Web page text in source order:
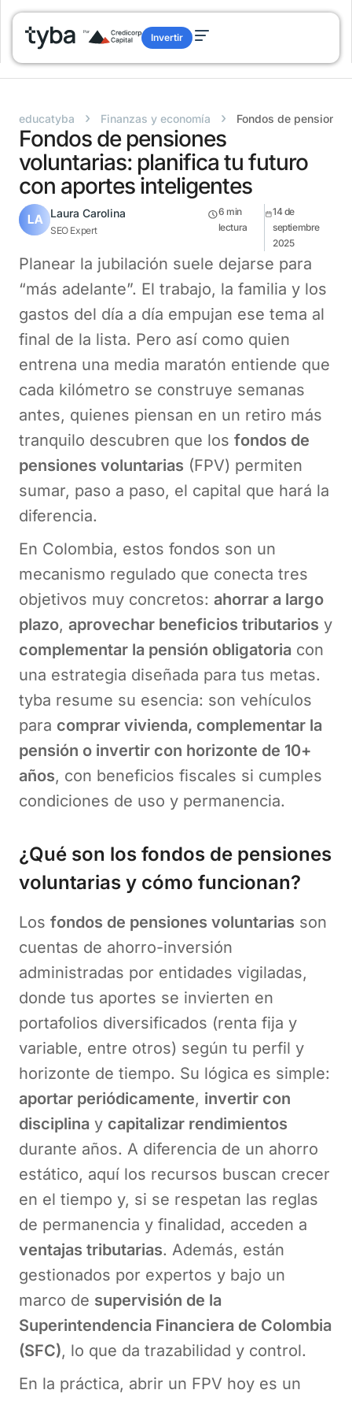
Invertir
educatyba › Finanzas y economía › Fondos de
Fondos de pensiones
voluntarias: planifica tu futuro
con aportes inteligentes
Laura Carolina
SEO Expert
6 min
lectura
14 de
septiembre
2025
Planear la jubilación suele dejarse para
“más adelante”. El trabajo, la familia y los
gastos del día a día empujan ese tema al
final de la lista. Pero así como quien
entrena una media maratón entiende que
cada kilómetro se construye semanas
antes, quienes piensan en un retiro más
tranquilo descubren que los fondos de
pensiones voluntarias (FPV) permiten
sumar, paso a paso, el capital que hará la
diferencia.
En Colombia, estos fondos son un
mecanismo regulado que conecta tres
objetivos muy concretos: ahorrar a largo
plazo, aprovechar beneficios tributarios y
complementar la pensión obligatoria con
una estrategia diseñada para tus metas.
tyba resume su esencia: son vehículos
para comprar vivienda, complementar la
pensión o invertir con horizonte de 10+
años, con beneficios fiscales si cumples
condiciones de uso y permanencia.
¿Qué son los fondos de pensiones
voluntarias y cómo funcionan?
Los fondos de pensiones voluntarias son
cuentas de ahorro-inversión
administradas por entidades vigiladas,
donde tus aportes se invierten en
portafolios diversificados (renta fija y
variable, entre otros) según tu perfil y
horizonte de tiempo. Su lógica es simple:
aportar periódicamente, invertir con
disciplina y capitalizar rendimientos
durante años. A diferencia de un ahorro
estático, aquí los recursos buscan crecer
en el tiempo y, si se respetan las reglas
de permanencia y finalidad, acceden a
ventajas tributarias. Además, están
gestionados por expertos y bajo un
marco de supervisión de la
Superintendencia Financiera de Colombia
(SFC), lo que da trazabilidad y control.
En la práctica, abrir un FPV hoy es un